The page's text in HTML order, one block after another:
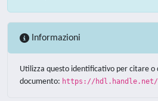
Informazioni
Utilizza questo identificativo per citare o
documento: https://hdl.handle.net/